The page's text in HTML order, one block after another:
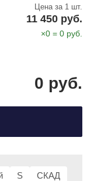
S СКАД
Цена за 1 шт.
11 450 руб.
×0 = 0 руб.
0 руб.